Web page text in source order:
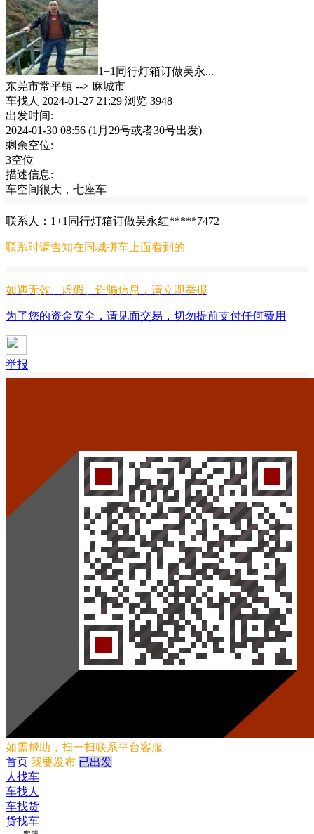
1+1同行灯箱订做吴永...
东莞市常平镇 --> 麻城市
车找人 2024-01-27 21:29 浏览 3948
出发时间:
2024-01-30 08:56 (1月29号或者30号出发)
剩余空位:
3空位
描述信息:
车空间很大，七座车
联系人：1+1同行灯箱订做吴永红*****7472
联系时请告知在同城拼车 上面看到的
如遇无效、虚假、诈骗信息，请立即举报
为了您的资金安全，请见面交易，切勿提前支付任何费用
举报
如需帮助，扫一扫联系平台客服
首页 我要发布 已出发
人找车
车找人
车找货
货找车